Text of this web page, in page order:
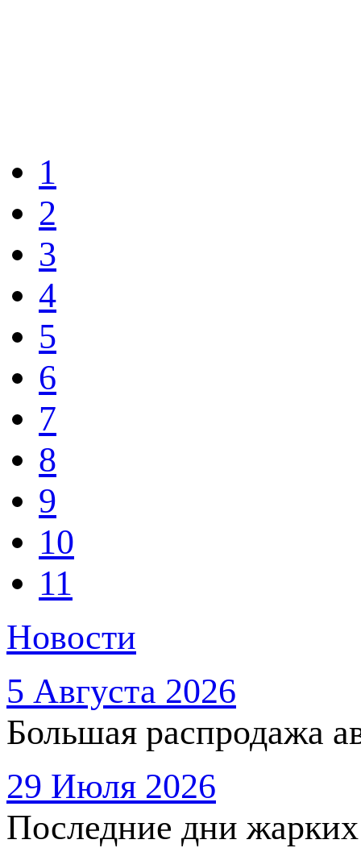
1
2
3
4
5
6
7
8
9
10
11
Новости
5 Августа 2026
Большая распродажа
29 Июля 2026
Последние дни